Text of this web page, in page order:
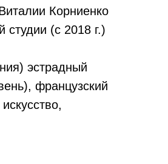
Корниенко
студии (с 2018 г.)
эстрадный
французский